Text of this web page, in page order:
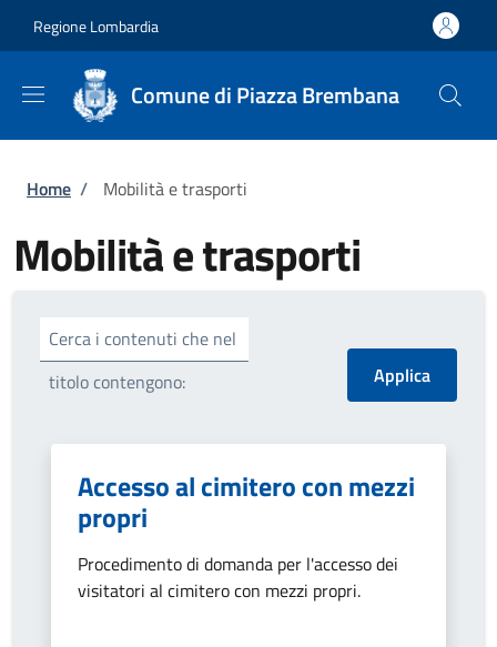
Regione Lombardia
Comune di Piazza Brembana
Briciole di pane
Home / Mobilità e trasporti
Mobilità e trasporti
Cerca i contenuti che nel
titolo contengono:
Accesso al cimitero con mezzi
propri
Procedimento di domanda per l'accesso dei
visitatori al cimitero con mezzi propri.